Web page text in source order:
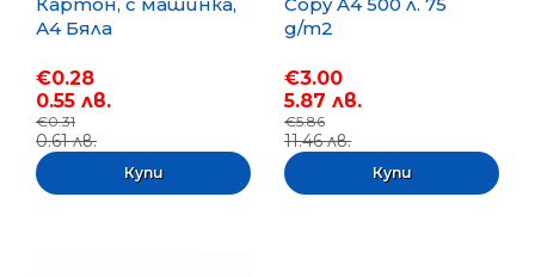
Картон, с машинка,
А4 Бяла
€0.28
0.55 лв.
€0.31
0.61 лв.
Copy A4 500 л. 75
g/m2
€3.00
5.87 лв.
€5.86
11.46 лв.